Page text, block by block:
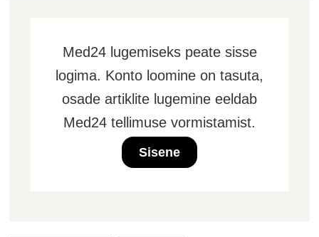
Med24 lugemiseks peate sisse
logima. Konto loomine on tasuta,
osade artiklite lugemine eeldab
Med24 tellimuse vormistamist.
Sisene